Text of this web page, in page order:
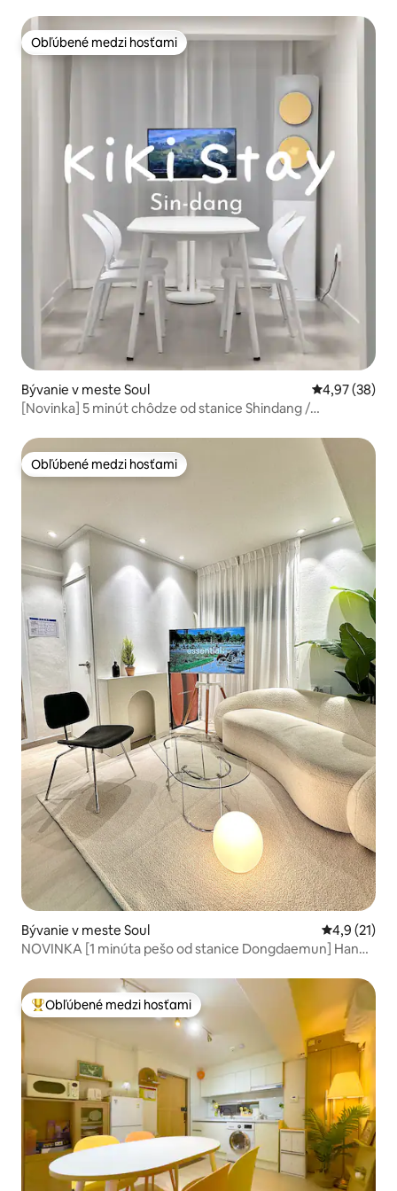
Obľúbené medzi hosťami
Obľúbené medzi hosťami
Bývanie v meste Soul Priemerné
4,97 (38)
[Novinka] 5 minút chôdze od stanice Shindang /
Obľúbené medzi hosťami
Obľúbené medzi hosťami
Bývanie v meste Soul Priemerné
4,9 (21)
NOVINKA [1 minúta pešo od stanice Dongdaemun] Hanok
Seongsu / Jongno / Euljiro / Goyang / Ulica MunGu
Najobľúbenejšie medzi hosťami
Obľúbené medzi hosťami